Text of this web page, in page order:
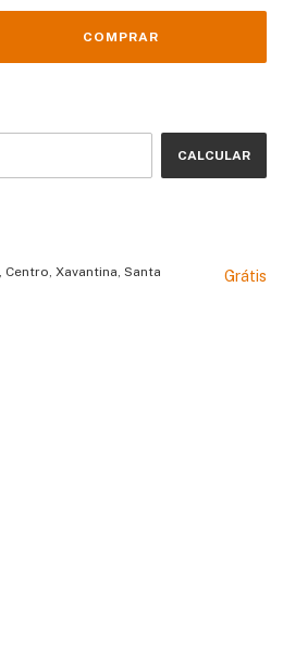
CALCULAR
Xavantina, Santa
Grátis